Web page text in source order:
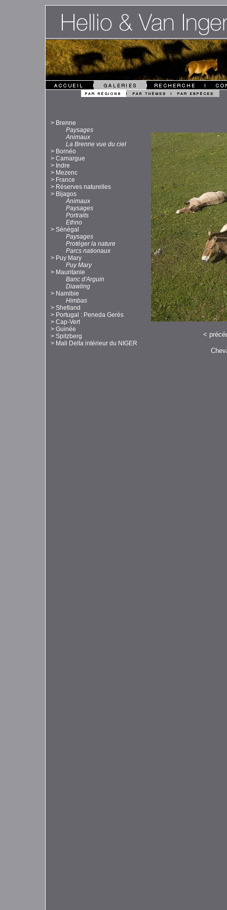
> Brenne
Paysages
Animaux
La Brenne vue du ciel
> Bornéo
> Camargue
> Indre
> Mezenc
> France
> Réserves naturelles
> Bijagos
Animaux
Paysages
Portraits
Ethno
> Sénégal
Paysages
Protéger la nature
Parcs nationaux
> Puy Mary
Puy Mary
> Mauritanie
Banc d'Arguin
Diawling
> Namibie
Himbas
> Shetland
> Portugal : Peneda Gerès
> Cap-Vert
> Guinée
> Spitzberg
> Mali Delta intérieur du NIGER
<